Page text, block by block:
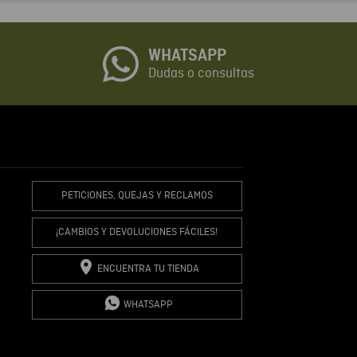
COMENTARIO
WHATSAPP
Dudas o consultas
PETICIONES, QUEJAS Y RECLAMOS
¡CAMBIOS Y DEVOLUCIONES FÁCILES!
ENCUENTRA TU TIENDA
WHATSAPP